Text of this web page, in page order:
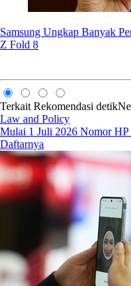
Samsung Ungkap Banyak
Z Fold 8
Terkait Rekomendasi
Law and Policy
Mulai 1 Juli 2026 Nomor
Daftarnya